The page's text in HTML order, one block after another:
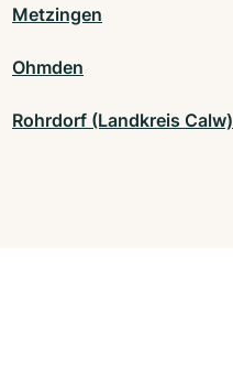
Metzingen
Ohmden
Rohrdorf (Landkreis Calw)